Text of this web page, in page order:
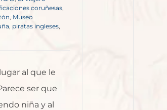
coruñesas
, Museo
piratas ingleses
al que le
ser que
niña y al